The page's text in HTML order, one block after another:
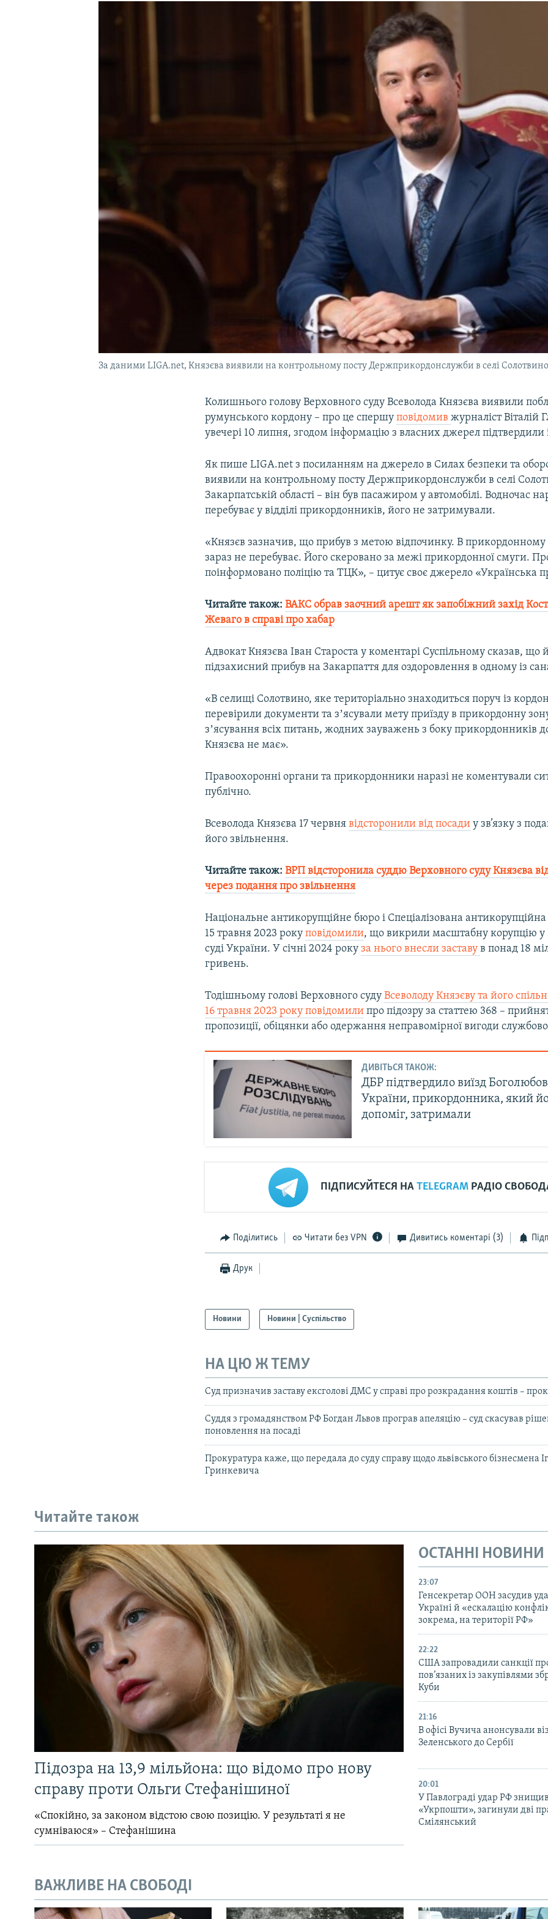
За даними LIGA.net, Князєва виявили на контрольному посту Держприкордонслужби в селі Солотвино
Колишнього голову Верховного суду Всеволода Князєва виявили
румунського кордону – про це спершуповідомивжурналіст Віталій
увечері 10 липня, згодом інформацію з власних джерел підтвердили
Як пише LIGA.net з посиланням на джерело в Силах безпеки та
виявили на контрольному посту Держприкордонслужби в селі
Закарпатській області – він був пасажиром у автомобілі. Водночас
перебуває у відділі прикордонників, його не затримували.
«Князєв зазначив, що прибув з метою відпочинку. В прикордонному
зараз не перебуває. Його скеровано за межі прикордонної смуги.
поінформовано поліцію та ТЦК», – цитує своє джерело «Українська
Читайте також:ВАКС обрав заочний арешт як запобіжний захід
Жеваго в справі про хабар
Адвокат Князєва Іван Староста у коментарі Суспільному сказав, що
підзахисний прибув на Закарпаття для оздоровлення в одному із
«В селищі Солотвино, яке територіально знаходиться поруч із
перевірили документи та зʼясували мету приїзду в прикордонну
зʼясування всіх питань, жодних зауважень з боку прикордонників
Князєва не має».
Правоохоронні органи та прикордонники наразі не коментували
публічно.
Всеволода Князєва 17 червнявідсторонили від посади у зв’язку з
його звільнення.
Читайте також:ВРП відсторонила суддю Верховного суду Князєва
через подання про звільнення
Національне антикорупційне бюро і Спеціалізована
15 травня 2023 рокуповідомили, що викрили масштабну корупцію
суді України. У січні 2024 рокуза нього внесли заставув понад 18
гривень.
Тодішньому голові Верховного судуВсеволоду Князєву та його
16 травня 2023 року повідомили про підозру за статтею 368 –
пропозиції, обіцянки або одержання неправомірної вигоди
ДИВІТЬСЯ ТАКОЖ:
ДБР підтвердило виїзд
України, прикордонника, який
допоміг, затримали
ПІДПИСУЙТЕСЯ НАTELEGRAM РАДІО
Поділитись Читати без VPN Дивитись коментарі (3)
Друк
Новини Новини | Суспільство
НА ЦЮ Ж ТЕМУ
Суд призначив заставу ексголові ДМС у справі про розкрадання коштів –
Суддя з громадянством РФ Богдан Львов програв апеляцію – суд скасував
поновлення на посаді
Прокуратура каже, що передала до суду справу щодо львівського бізнесмена
Гринкевича
Читайте також
Підозра на 13,9 мільйона: що відомо про нову
справу проти Ольги Стефанішиної
«Спокійно, за законом відстою свою позицію. У результаті я не
сумніваюся» – Стефанішина
ОСТАННІ НОВИНИ
23:07
Генсекретар ООН засудив
Україні й «ескалацію
зокрема, на території РФ»
22:22
США запровадили санкції
пов’язаних із закупівлями
Куби
21:16
В офісі Вучича анонсували
Зеленського до Сербії
20:01
У Павлограді удар РФ
«Укрпошти», загинули дві
Смілянський
ВАЖЛИВЕ НА СВОБОДІ